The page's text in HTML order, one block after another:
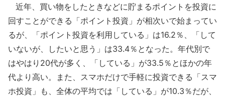
近年、買い物をしたときなどに貯まるポイントを投資に
回すことができる「ポイント投資」が相次いで始まってい
るが、「ポイント投資を利用している」は16.2％、「して
いないが、したいと思う」は33.4％となった。年代別で
はやはり20代が多く、「している」が33.5％とほかの年
代より高い。また、スマホだけで手軽に投資できる「スマ
ホ投資」も、全体の平均では「している」が10.3％だが、